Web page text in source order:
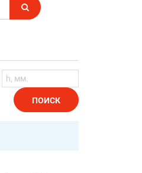
ПОИСК